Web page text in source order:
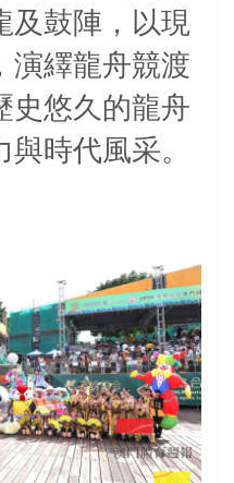
及鼓陣，以現
演繹龍舟競渡
史悠久的龍舟
時代風采。